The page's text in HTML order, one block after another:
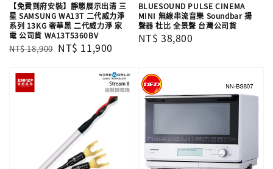
【免費到府安裝】靜態展示出清 三
星 SAMSUNG WA13T 二代威力淨
系列 13KG 奢華黑 二代威力淨 家
電 公司貨 WA13T5360BV
Regular
NT$ 18,900 Sale
NT$ 11,900
BLUESOUND PULSE CINEMA
MINI 無線串流音樂 Soundbar 揚
聲器 杜比 全景聲 台灣公司貨
Regular
NT$ 38,800